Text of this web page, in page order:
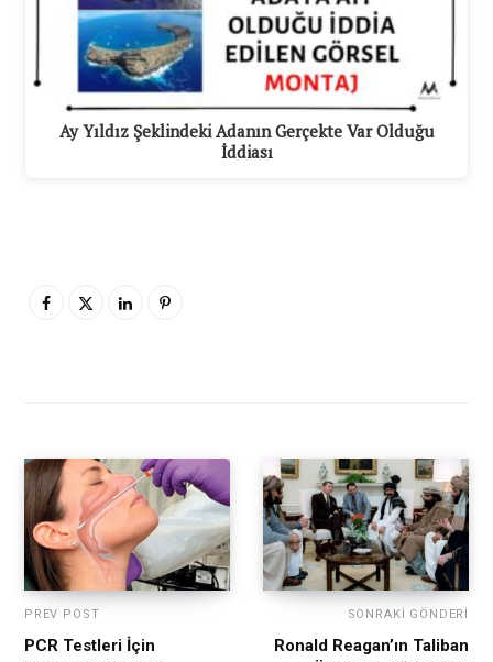
Ay Yıldız Şeklindeki Adanın Gerçekte Var Olduğu
İddiası
PREV POST
PCR Testleri İçin
SONRAKI GÖNDERI
Ronald Reagan’ın Taliban